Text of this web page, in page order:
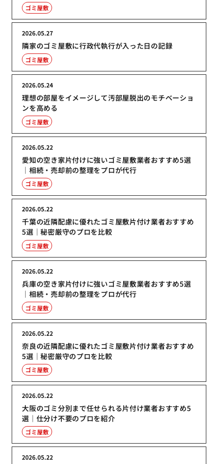
ゴミ屋敷
隣家のゴミ屋敷に行政代執行が入った日の記録
2026.05.27
ゴミ屋敷
理想の部屋をイメージして汚部屋脱出のモチベーショ
ンを高める
2026.05.24
ゴミ屋敷
愛知の空き家片付けに強いゴミ屋敷業者おすすめ5選
｜相続・売却前の整理をプロが代行
2026.05.22
ゴミ屋敷
千葉の近隣配慮に優れたゴミ屋敷片付け業者おすすめ
5選｜秘密厳守のプロを比較
2026.05.22
ゴミ屋敷
兵庫の空き家片付けに強いゴミ屋敷業者おすすめ5選
｜相続・売却前の整理をプロが代行
2026.05.22
ゴミ屋敷
奈良の近隣配慮に優れたゴミ屋敷片付け業者おすすめ
5選｜秘密厳守のプロを比較
2026.05.22
ゴミ屋敷
大阪のゴミ分別まで任せられる片付け業者おすすめ5
選｜仕分け不要のプロを紹介
2026.05.22
ゴミ屋敷
2026.05.22